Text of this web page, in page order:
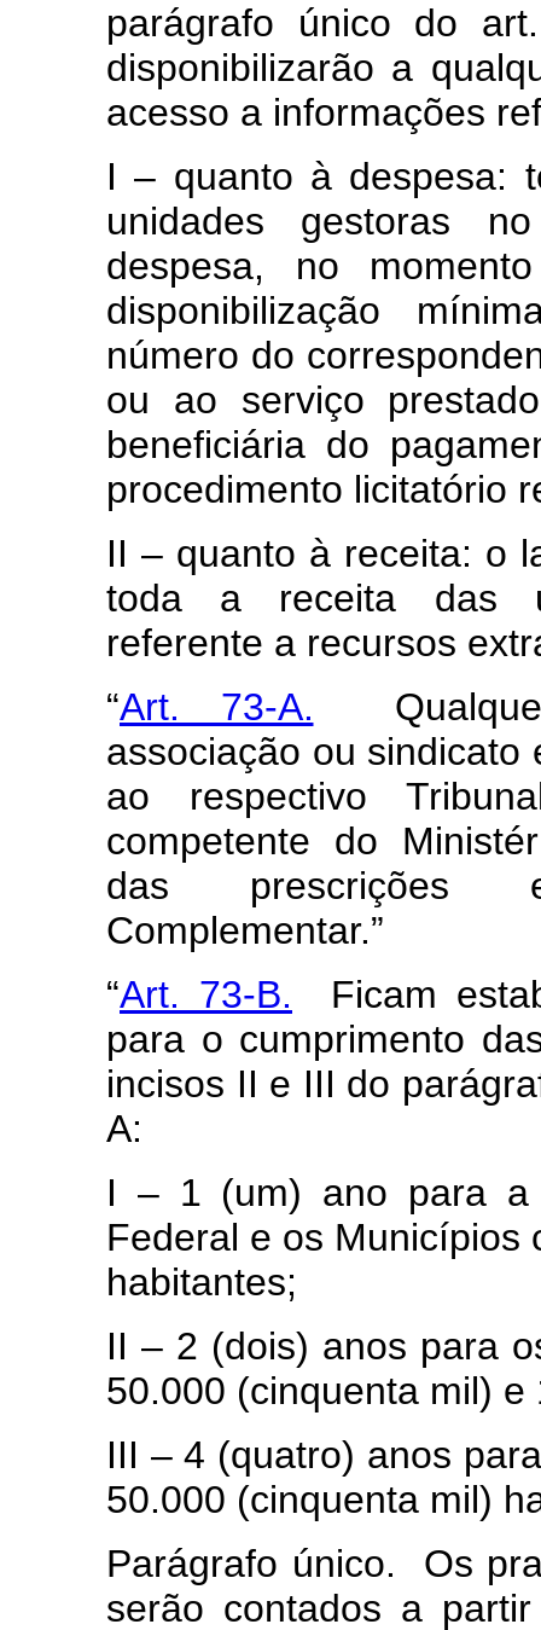
parágrafo único do
disponibilizarão a
acesso a informações
I – quanto à despesa:
unidades gestoras
despesa, no
disponibilização
número do
ou ao serviço
beneficiária do
procedimento licitatório
II – quanto à receita: o
toda a receita das
referente a recursos
“Art. 73-A.
associação ou
ao respectivo
competente do
das prescrições
Complementar.”
“Art. 73-B. Ficam
para o cumprimento
incisos II e III do
A:
I – 1 (um) ano para a
Federal e os Municípios
habitantes;
II – 2 (dois) anos para
50.000 (cinquenta mil)
III – 4 (quatro) anos
50.000 (cinquenta mil)
Parágrafo único. Os
serão contados a